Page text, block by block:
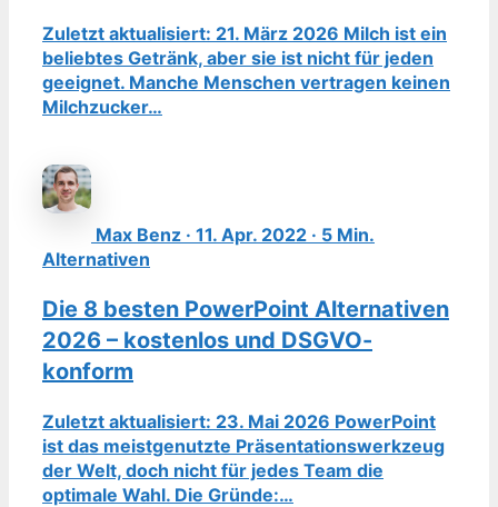
Zuletzt aktualisiert: 21. März 2026 Milch ist ein
beliebtes Getränk, aber sie ist nicht für jeden
geeignet. Manche Menschen vertragen keinen
Milchzucker…
Max Benz · 11. Apr. 2022 · 5 Min.
Alternativen
Die 8 besten PowerPoint Alternativen
2026 – kostenlos und DSGVO-
konform
Zuletzt aktualisiert: 23. Mai 2026 PowerPoint
ist das meistgenutzte Präsentationswerkzeug
der Welt, doch nicht für jedes Team die
optimale Wahl. Die Gründe:…